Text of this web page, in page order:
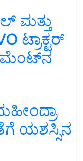
ಮತ್ತು
ಟ್ರಾಕ್ಟರ್
ಯಶಸ್ಸಿನ